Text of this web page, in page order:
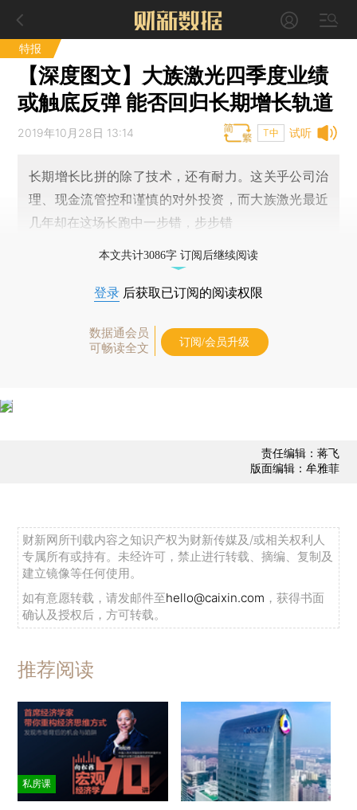
特报
【深度图文】大族激光四季度业绩
或触底反弹 能否回归长期增长轨道
试听
2019年10月28日 13:14 T中
长期增长比拼的除了技术，还有耐力。这关乎公司治
理、现金流管控和谨慎的对外投资，而大族激光最近
几年却在这场长跑中一步错，步步错
本文共计3086字 订阅后继续阅读
登录 后获取已订阅的阅读权限
数据通会员
可畅读全文
订阅/会员升级
责任编辑：蒋飞
版面编辑：牟雅菲
财新网所刊载内容之知识产权为财新传媒及/或相关权利人
专属所有或持有。未经许可，禁止进行转载、摘编、复制及
建立镜像等任何使用。
如有意愿转载，请发邮件至hello@caixin.com ，获得书面
确认及授权后，方可转载。
推荐阅读
私房课